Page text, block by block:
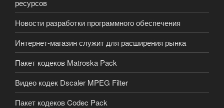
ресурсов
Новости разработки программного обеспечения
Интернет-магазин служит для расширения рынка
Пакет кодеков Matroska Pack
Видео кодек Dscaler MPEG Filter
Пакет кодеков Codec Pack